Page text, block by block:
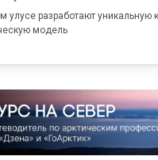
улусе разработают уникальную
модель